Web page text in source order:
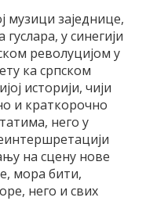
музици заједнице,
у синегији
револуцијом у
ка српском
историји, чији
и краткорочно
него у
на сцену нове
мора бити,
него и свих